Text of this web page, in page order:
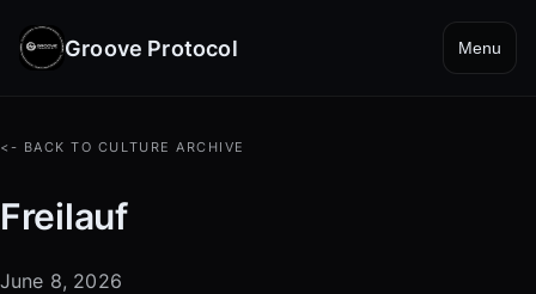
Groove Protocol Menu
<- BACK TO CULTURE ARCHIVE
Freilauf
June 8, 2026